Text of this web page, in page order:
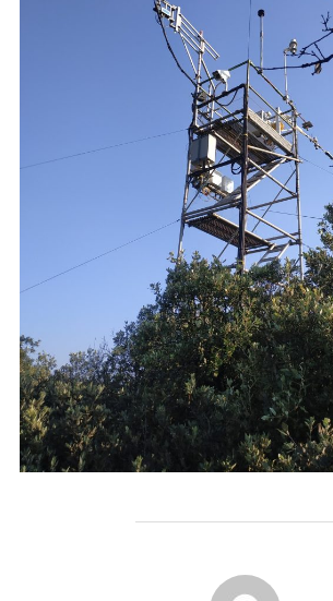
AUTEUR DE LA